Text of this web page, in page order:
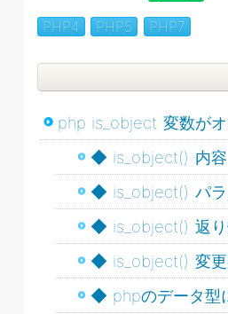
PHP4 PHP5 PHP7
php is_object 変数が
◆ is_object() 内容
◆ is_object() パラ
◆ is_object() 返
◆ is_object() 変
◆ phpのデータ型